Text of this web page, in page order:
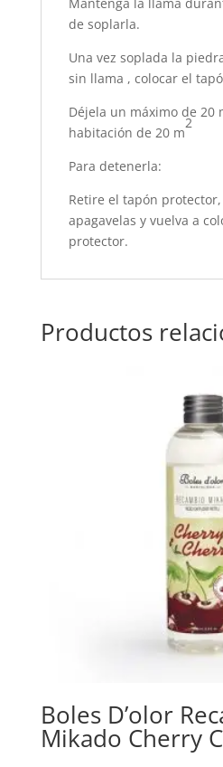
Mantenga la llama
de soplarla.
Una vez soplada la
sin llama , colocar el
Déjela un máximo de 20
habitación de 20 m
2
Para detenerla:
Retire el tapón
apagavelas y vuelva a
protector.
Productos
Boles D’olor
Mikado Cherry